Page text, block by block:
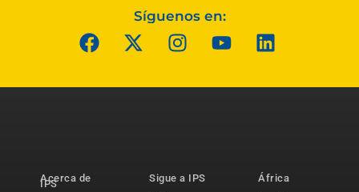
Síguenos en:
Acerca de
IPS
Sigue a IPS
África